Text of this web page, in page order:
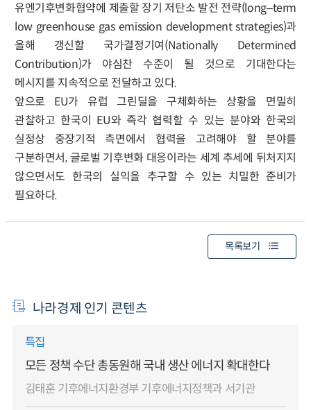
유엔기후변화협약에 제출할 장기 저탄소 발전 전략(long–term
low greenhouse gas emission development strategies)과
올해 갱신할 국가결정기여(Nationally Determined
Contribution)가 야심찬 수준이 될 것으로 기대한다는
메시지를 지속적으로 전달하고 있다.
앞으로 EU가 유럽 그린딜을 구체화하는 상황을 면밀히
관찰하고 한국이 EU와 즉각 협력할 수 있는 분야와 한국의
실정상 중장기적 측면에서 협력을 고려해야 할 분야를
구분하면서, 글로벌 기후변화 대응이라는 세계 추세에 뒤처지지
않으면서도 한국의 실익을 추구할 수 있는 치밀한 준비가
필요하다.
목록보기
나라경제 인기 콘텐츠
특집
모든 정책 수단 총동원해 국내 생산 에너지 확대한다
김태훈 기후에너지환경부 기후에너지정책과 서기관